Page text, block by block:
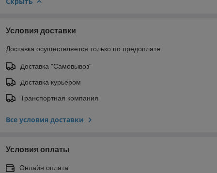
Условия доставки
Доставка осуществляется только по предоплате.
Доставка "Самовывоз"
Доставка курьером
Транспортная компания
Все условия доставки
Условия оплаты
Онлайн оплата